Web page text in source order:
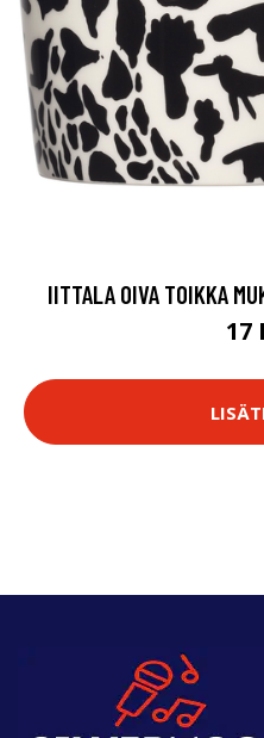
IITTALA OIVA TOIKKA
17